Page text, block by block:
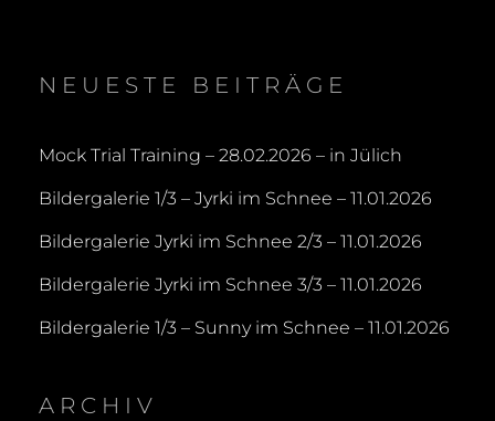
NEUESTE BEITRÄGE
Mock Trial Training – 28.02.2026 – in Jülich
Bildergalerie 1/3 – Jyrki im Schnee – 11.01.2026
Bildergalerie Jyrki im Schnee 2/3 – 11.01.2026
Bildergalerie Jyrki im Schnee 3/3 – 11.01.2026
Bildergalerie 1/3 – Sunny im Schnee – 11.01.2026
ARCHIV